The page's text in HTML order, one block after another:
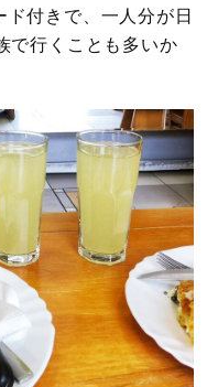
付きで、一人分が日
で行くことも多いか